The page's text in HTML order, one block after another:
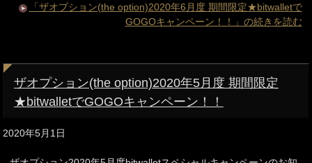
「ザオプション(the option)2020年6月度 期間限定★bitwalletで
GOGOキャンペーン！！」の続きを読む
ザオプション(the option)2020年5月度 期間限定
★bitwalletでGOGOキャンペーン！！
2020年5月1日